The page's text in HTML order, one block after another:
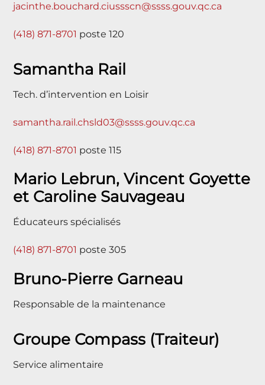
jacinthe.bouchard.ciussscn@ssss.gouv.qc.ca
(418) 871-8701 poste 120
Samantha Rail
Tech. d’intervention en Loisir
samantha.rail.chsld03@ssss.gouv.qc.ca
(418) 871-8701 poste 115
Mario Lebrun, Vincent Goyette
et Caroline Sauvageau
Éducateurs spécialisés
(418) 871-8701 poste 305
Bruno-Pierre Garneau
Responsable de la maintenance
Groupe Compass (Traiteur)
Service alimentaire